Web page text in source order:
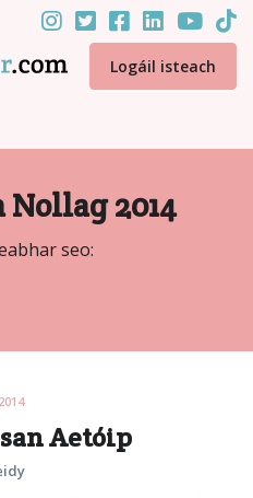
Logáil isteach
2014
seo:
Aetóip